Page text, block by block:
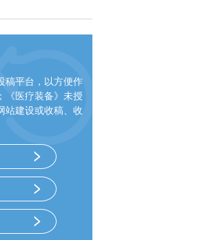
稿平台，以方便作
《医疗装备》未授
站建设或收稿、收